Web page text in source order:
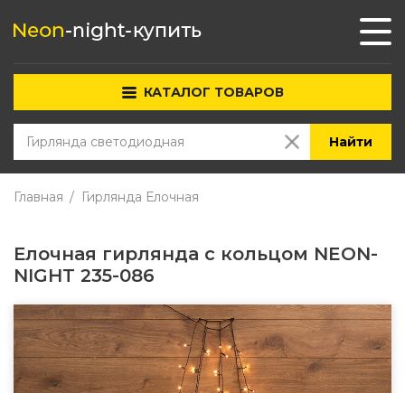
КАТАЛОГ ТОВАРОВ
Найти
Главная Гирлянда Елочная
Елочная гирлянда с кольцом NEON-
NIGHT 235-086